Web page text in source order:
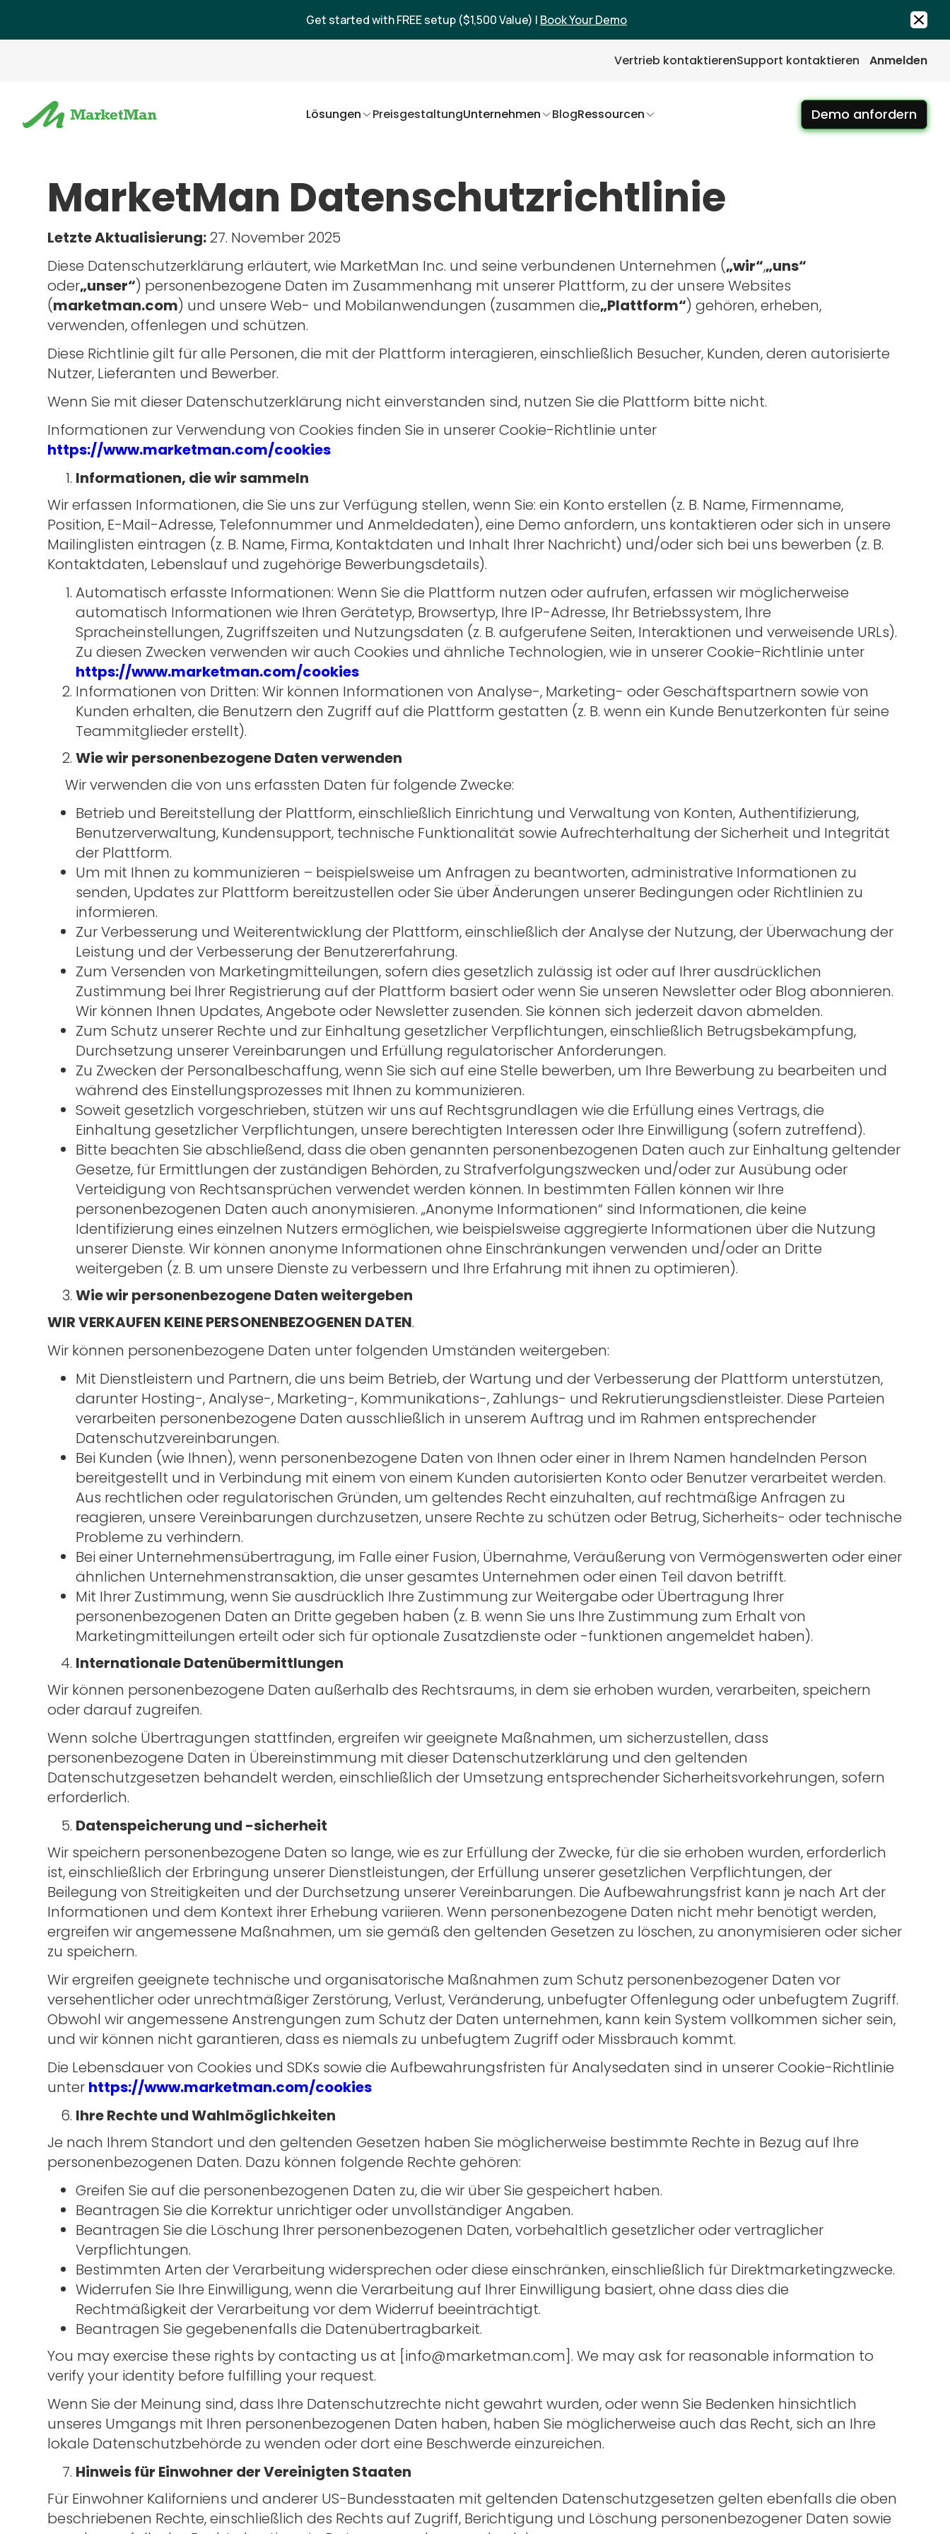
Get started with FREE setup ($1,500 Value) | Book Your Demo
Vertrieb kontaktierenSupport kontaktieren Anmelden
Lösungen PreisgestaltungUnternehmen BlogRessourcen Demo anfordern
MarketMan Datenschutzrichtlinie
Letzte Aktualisierung:27. November 2025
Diese Datenschutzerklärung erläutert, wie MarketMan Inc. und seine verbundenen Unternehmen („wir“,„uns“
oder„unser“) personenbezogene Daten im Zusammenhang mit unserer Plattform, zu der unsere Websites
(marketman.com) und unsere Web- und Mobilanwendungen (zusammen die„Plattform“) gehören, erheben,
verwenden, offenlegen und schützen.
Diese Richtlinie gilt für alle Personen, die mit der Plattform interagieren, einschließlich Besucher, Kunden, deren autorisierte
Nutzer, Lieferanten und Bewerber.
Wenn Sie mit dieser Datenschutzerklärung nicht einverstanden sind, nutzen Sie die Plattform bitte nicht.
Informationen zur Verwendung von Cookies finden Sie in unserer Cookie-Richtlinie unter
https://www.marketman.com/cookies
Informationen, die wir sammeln
Wir erfassen Informationen, die Sie uns zur Verfügung stellen, wenn Sie: ein Konto erstellen (z. B. Name, Firmenname,
Position, E-Mail-Adresse, Telefonnummer und Anmeldedaten), eine Demo anfordern, uns kontaktieren oder sich in unsere
Mailinglisten eintragen (z. B. Name, Firma, Kontaktdaten und Inhalt Ihrer Nachricht) und/oder sich bei uns bewerben (z. B.
Kontaktdaten, Lebenslauf und zugehörige Bewerbungsdetails).
Automatisch erfasste Informationen: Wenn Sie die Plattform nutzen oder aufrufen, erfassen wir möglicherweise
automatisch Informationen wie Ihren Gerätetyp, Browsertyp, Ihre IP-Adresse, Ihr Betriebssystem, Ihre
Spracheinstellungen, Zugriffszeiten und Nutzungsdaten (z. B. aufgerufene Seiten, Interaktionen und verweisende URLs).
Zu diesen Zwecken verwenden wir auch Cookies und ähnliche Technologien, wie in unserer Cookie-Richtlinie unter
https://www.marketman.com/cookies
Informationen von Dritten: Wir können Informationen von Analyse-, Marketing- oder Geschäftspartnern sowie von
Kunden erhalten, die Benutzern den Zugriff auf die Plattform gestatten (z. B. wenn ein Kunde Benutzerkonten für seine
Teammitglieder erstellt).
Wie wir personenbezogene Daten verwenden
Wir verwenden die von uns erfassten Daten für folgende Zwecke:
Betrieb und Bereitstellung der Plattform, einschließlich Einrichtung und Verwaltung von Konten, Authentifizierung,
Benutzerverwaltung, Kundensupport, technische Funktionalität sowie Aufrechterhaltung der Sicherheit und Integrität
der Plattform.
Um mit Ihnen zu kommunizieren – beispielsweise um Anfragen zu beantworten, administrative Informationen zu
senden, Updates zur Plattform bereitzustellen oder Sie über Änderungen unserer Bedingungen oder Richtlinien zu
informieren.
Zur Verbesserung und Weiterentwicklung der Plattform, einschließlich der Analyse der Nutzung, der Überwachung der
Leistung und der Verbesserung der Benutzererfahrung.
Zum Versenden von Marketingmitteilungen, sofern dies gesetzlich zulässig ist oder auf Ihrer ausdrücklichen
Zustimmung bei Ihrer Registrierung auf der Plattform basiert oder wenn Sie unseren Newsletter oder Blog abonnieren.
Wir können Ihnen Updates, Angebote oder Newsletter zusenden. Sie können sich jederzeit davon abmelden.
Zum Schutz unserer Rechte und zur Einhaltung gesetzlicher Verpflichtungen, einschließlich Betrugsbekämpfung,
Durchsetzung unserer Vereinbarungen und Erfüllung regulatorischer Anforderungen.
Zu Zwecken der Personalbeschaffung, wenn Sie sich auf eine Stelle bewerben, um Ihre Bewerbung zu bearbeiten und
während des Einstellungsprozesses mit Ihnen zu kommunizieren.
Soweit gesetzlich vorgeschrieben, stützen wir uns auf Rechtsgrundlagen wie die Erfüllung eines Vertrags, die
Einhaltung gesetzlicher Verpflichtungen, unsere berechtigten Interessen oder Ihre Einwilligung (sofern zutreffend).
Bitte beachten Sie abschließend, dass die oben genannten personenbezogenen Daten auch zur Einhaltung geltender
Gesetze, für Ermittlungen der zuständigen Behörden, zu Strafverfolgungszwecken und/oder zur Ausübung oder
Verteidigung von Rechtsansprüchen verwendet werden können. In bestimmten Fällen können wir Ihre
personenbezogenen Daten auch anonymisieren. „Anonyme Informationen“ sind Informationen, die keine
Identifizierung eines einzelnen Nutzers ermöglichen, wie beispielsweise aggregierte Informationen über die Nutzung
unserer Dienste. Wir können anonyme Informationen ohne Einschränkungen verwenden und/oder an Dritte
weitergeben (z. B. um unsere Dienste zu verbessern und Ihre Erfahrung mit ihnen zu optimieren).
Wie wir personenbezogene Daten weitergeben
WIR VERKAUFEN KEINE PERSONENBEZOGENEN DATEN.
Wir können personenbezogene Daten unter folgenden Umständen weitergeben:
Mit Dienstleistern und Partnern, die uns beim Betrieb, der Wartung und der Verbesserung der Plattform unterstützen,
darunter Hosting-, Analyse-, Marketing-, Kommunikations-, Zahlungs- und Rekrutierungsdienstleister. Diese Parteien
verarbeiten personenbezogene Daten ausschließlich in unserem Auftrag und im Rahmen entsprechender
Datenschutzvereinbarungen.
Bei Kunden (wie Ihnen), wenn personenbezogene Daten von Ihnen oder einer in Ihrem Namen handelnden Person
bereitgestellt und in Verbindung mit einem von einem Kunden autorisierten Konto oder Benutzer verarbeitet werden.
Aus rechtlichen oder regulatorischen Gründen, um geltendes Recht einzuhalten, auf rechtmäßige Anfragen zu
reagieren, unsere Vereinbarungen durchzusetzen, unsere Rechte zu schützen oder Betrug, Sicherheits- oder technische
Probleme zu verhindern.
Bei einer Unternehmensübertragung, im Falle einer Fusion, Übernahme, Veräußerung von Vermögenswerten oder einer
ähnlichen Unternehmenstransaktion, die unser gesamtes Unternehmen oder einen Teil davon betrifft.
Mit Ihrer Zustimmung, wenn Sie ausdrücklich Ihre Zustimmung zur Weitergabe oder Übertragung Ihrer
personenbezogenen Daten an Dritte gegeben haben (z. B. wenn Sie uns Ihre Zustimmung zum Erhalt von
Marketingmitteilungen erteilt oder sich für optionale Zusatzdienste oder -funktionen angemeldet haben).
Internationale Datenübermittlungen
Wir können personenbezogene Daten außerhalb des Rechtsraums, in dem sie erhoben wurden, verarbeiten, speichern
oder darauf zugreifen.
Wenn solche Übertragungen stattfinden, ergreifen wir geeignete Maßnahmen, um sicherzustellen, dass
personenbezogene Daten in Übereinstimmung mit dieser Datenschutzerklärung und den geltenden
Datenschutzgesetzen behandelt werden, einschließlich der Umsetzung entsprechender Sicherheitsvorkehrungen, sofern
erforderlich.
Datenspeicherung und -sicherheit
Wir speichern personenbezogene Daten so lange, wie es zur Erfüllung der Zwecke, für die sie erhoben wurden, erforderlich
ist, einschließlich der Erbringung unserer Dienstleistungen, der Erfüllung unserer gesetzlichen Verpflichtungen, der
Beilegung von Streitigkeiten und der Durchsetzung unserer Vereinbarungen. Die Aufbewahrungsfrist kann je nach Art der
Informationen und dem Kontext ihrer Erhebung variieren. Wenn personenbezogene Daten nicht mehr benötigt werden,
ergreifen wir angemessene Maßnahmen, um sie gemäß den geltenden Gesetzen zu löschen, zu anonymisieren oder sicher
zu speichern.
Wir ergreifen geeignete technische und organisatorische Maßnahmen zum Schutz personenbezogener Daten vor
versehentlicher oder unrechtmäßiger Zerstörung, Verlust, Veränderung, unbefugter Offenlegung oder unbefugtem Zugriff.
Obwohl wir angemessene Anstrengungen zum Schutz der Daten unternehmen, kann kein System vollkommen sicher sein,
und wir können nicht garantieren, dass es niemals zu unbefugtem Zugriff oder Missbrauch kommt.
Die Lebensdauer von Cookies und SDKs sowie die Aufbewahrungsfristen für Analysedaten sind in unserer Cookie-Richtlinie
unter https://www.marketman.com/cookies
Ihre Rechte und Wahlmöglichkeiten
Je nach Ihrem Standort und den geltenden Gesetzen haben Sie möglicherweise bestimmte Rechte in Bezug auf Ihre
personenbezogenen Daten. Dazu können folgende Rechte gehören:
Greifen Sie auf die personenbezogenen Daten zu, die wir über Sie gespeichert haben.
Beantragen Sie die Korrektur unrichtiger oder unvollständiger Angaben.
Beantragen Sie die Löschung Ihrer personenbezogenen Daten, vorbehaltlich gesetzlicher oder vertraglicher
Verpflichtungen.
Bestimmten Arten der Verarbeitung widersprechen oder diese einschränken, einschließlich für Direktmarketingzwecke.
Widerrufen Sie Ihre Einwilligung, wenn die Verarbeitung auf Ihrer Einwilligung basiert, ohne dass dies die
Rechtmäßigkeit der Verarbeitung vor dem Widerruf beeinträchtigt.
Beantragen Sie gegebenenfalls die Datenübertragbarkeit.
You may exercise these rights by contacting us at [info@marketman.com]. We may ask for reasonable information to
verify your identity before fulfilling your request.
Wenn Sie der Meinung sind, dass Ihre Datenschutzrechte nicht gewahrt wurden, oder wenn Sie Bedenken hinsichtlich
unseres Umgangs mit Ihren personenbezogenen Daten haben, haben Sie möglicherweise auch das Recht, sich an Ihre
lokale Datenschutzbehörde zu wenden oder dort eine Beschwerde einzureichen.
Hinweis für Einwohner der Vereinigten Staaten
Für Einwohner Kaliforniens und anderer US-Bundesstaaten mit geltenden Datenschutzgesetzen gelten ebenfalls die oben
beschriebenen Rechte, einschließlich des Rechts auf Zugriff, Berichtigung und Löschung personenbezogener Daten sowie